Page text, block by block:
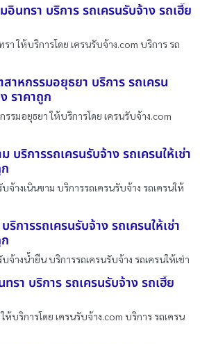
อินทรา บริการ รถเครนรับจ้าง รถเฮี๊ย
า ให้บริการโดย เครนรับจ้าง.com บริการ รถ
าหกรรมอยุธยา บริการ รถเครน
ราคาถูก
รมอยุธยา ให้บริการโดย เครนรับจ้าง.com
บริการรถเครนรับจ้าง รถเครนให้เช่า
จ้างเนินขาม บริการรถเครนรับจ้าง รถเครนให้
การรถเครนรับจ้าง รถเครนให้เช่า
จ้างน้ำยืน บริการรถเครนรับจ้าง รถเครนให้เช่า
รา บริการ รถเครนรับจ้าง รถเฮี๊ย
ห้บริการโดย เครนรับจ้าง.com บริการ รถเครน